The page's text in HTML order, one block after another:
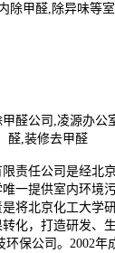
除甲醛,除异味等
责任公司是经北
一提供室内环境
将北京化工大学
化，打造研发、
环保公司。2002年